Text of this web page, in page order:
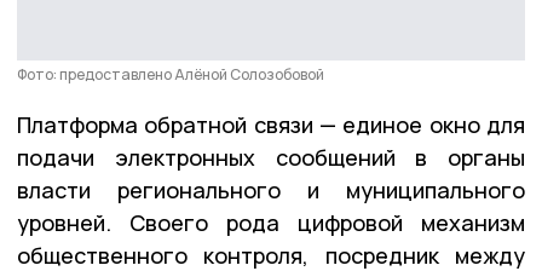
Фото: предоставлено Алёной Солозобовой
Платформа обратной связи — единое окно для
подачи электронных сообщений в органы
власти регионального и муниципального
уровней. Своего рода цифровой механизм
общественного контроля, посредник между